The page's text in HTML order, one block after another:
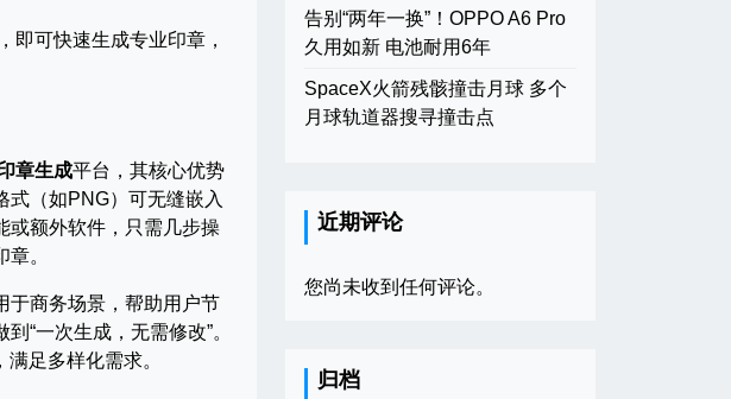
即可快速生成专业印章，
章生成平台，其核心优势
式（如PNG）可无缝嵌入
或额外软件，只需几步操
。
于商务场景，帮助用户节
“一次生成，无需修改”。
足多样化需求。
告别“两年一换”！OPPO A6 Pro
久用如新 电池耐用6年
SpaceX火箭残骸撞击月球 多个
月球轨道器搜寻撞击点
近期评论
您尚未收到任何评论。
归档